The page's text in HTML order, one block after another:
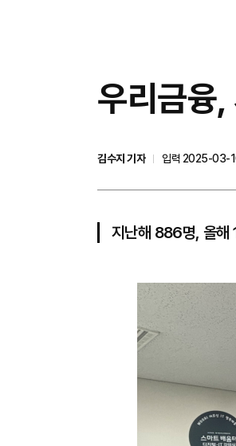
우리금융,
김수지 기자
입력 2025-03-
지난해 886명, 올해